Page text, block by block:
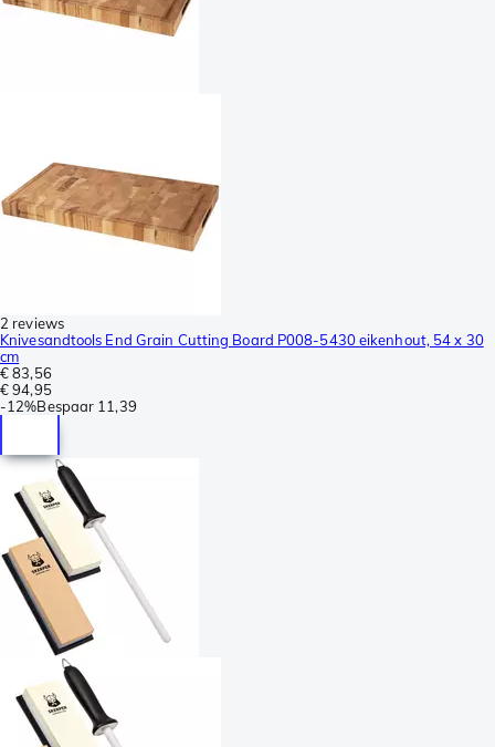
2 reviews
Knivesandtools End Grain Cutting Board P008-5430 eikenhout, 54 x 30
cm
€ 83,56
€ 94,95
-12%Bespaar 11,39